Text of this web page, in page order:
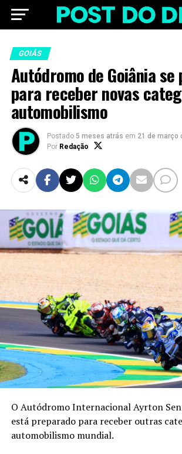
GOIÁS
Autódromo de Goiânia
para receber novas
automobilismo
Postado 5 meses atrás em 21 de março
Por Redação
O Autódromo Internacional Ayrton
está preparado para receber outras
automobilismo mundial.